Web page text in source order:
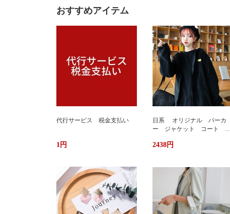
おすすめアイテム
代行サービス 税金支払い
1円
日系 オリジナル パーカ
ー ジャケット コート 暖
ス ユニセックス 男女兼用
2438円